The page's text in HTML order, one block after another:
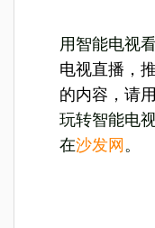
用智能电视
电视直播，
的内容，请用
玩转智能电
在沙发网 。